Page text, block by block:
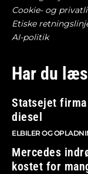
Cookie- og
Etiske
AI-politik
Har du
Statsejet
diesel
ELBILER OG
Mercedes
kostet for